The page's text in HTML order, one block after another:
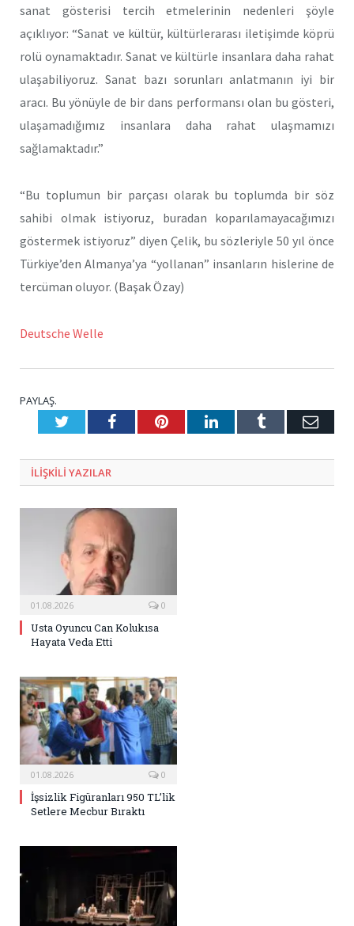
sanat gösterisi tercih etmelerinin nedenleri şöyle
açıklıyor: “Sanat ve kültür, kültürlerarası iletişimde köprü
rolü oynamaktadır. Sanat ve kültürle insanlara daha rahat
ulaşabiliyoruz. Sanat bazı sorunları anlatmanın iyi bir
aracı. Bu yönüyle de bir dans performansı olan bu gösteri,
ulaşamadığımız insanlara daha rahat ulaşmamızı
sağlamaktadır.”
“Bu toplumun bir parçası olarak bu toplumda bir söz
sahibi olmak istiyoruz, buradan koparılamayacağımızı
göstermek istiyoruz” diyen Çelik, bu sözleriyle 50 yıl önce
Türkiye’den Almanya’ya “yollanan” insanların hislerine de
tercüman oluyor. (Başak Özay)
Deutsche Welle
PAYLAŞ.
TwitterFacebookPinterestLinkedInTumblr E-
ILIŞKILI YAZILAR
01.08.2026 0
Usta Oyuncu Can Kolukısa
Hayata Veda Etti
01.08.2026 0
İşsizlik Figüranları 950 TL’lik
Setlere Mecbur Bıraktı